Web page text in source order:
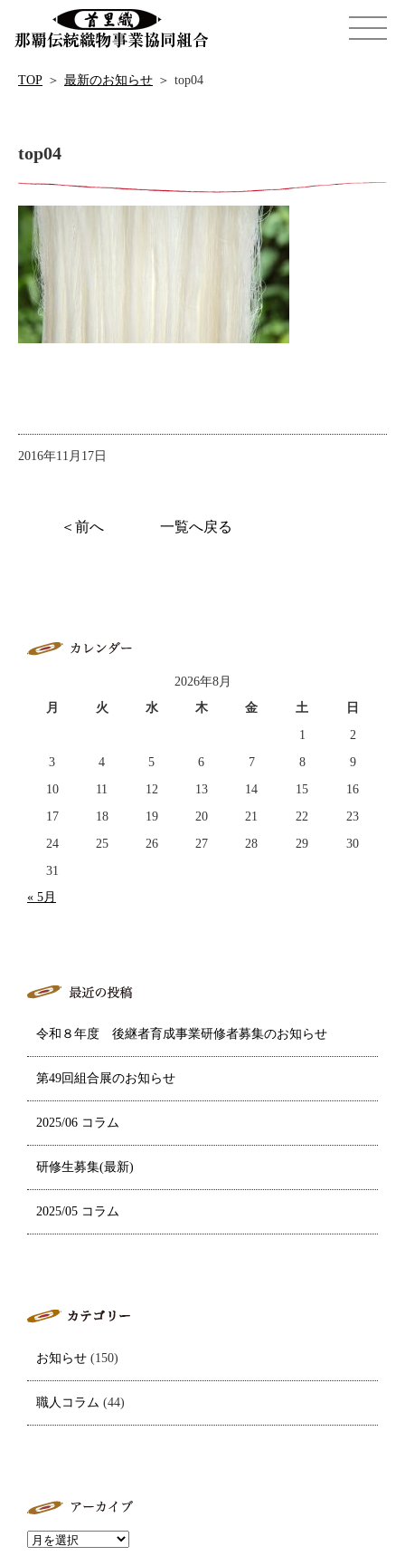
TOP ＞ 最新のお知らせ ＞ top04
top04
2016年11月17日
＜前へ 一覧へ戻る
2026年8月
月
火 水 木 金 土
日
1
2
3
4 5 6 7 8
9
10
11 12 13 14 15
16
17
18 19 20 21 22
23
24
25 26 27 28 29
30
31
« 5月
令和８年度 後継者育成事業研修者募集のお知らせ
第49回組合展のお知らせ
2025/06 コラム
研修生募集(最新)
2025/05 コラム
お知らせ (150)
職人コラム (44)